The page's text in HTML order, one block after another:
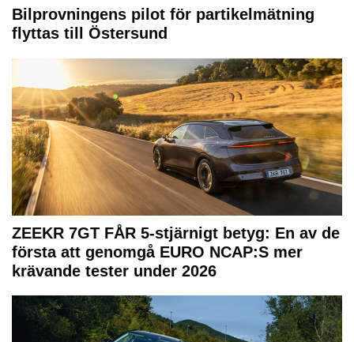
Bilprovningens pilot för partikelmätning
flyttas till Östersund
ZEEKR 7GT FÅR 5-stjärnigt betyg: En av de
första att genomgå EURO NCAP:S mer
krävande tester under 2026